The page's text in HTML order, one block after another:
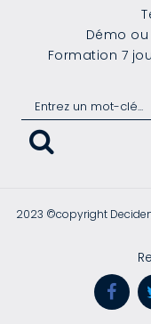
Démo
Formation 7
2023 ©copyright